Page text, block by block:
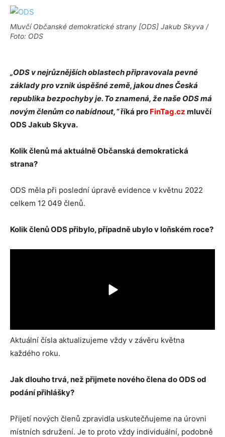
Mluvčí Občanské demokratické strany [ODS] Jakub Skyva /
Foto: ODS
„ODS v nejrůznějších oblastech připravovala pevné
základy pro vznik úspěšné země, jakou dnes Česká
republika bezpochyby je. To znamená, že naše ODS má
novým členům co nabídnout,“říká pro FinTag.cz mluvčí
ODS Jakub Skyva.
Kolik členů má aktuálně Občanská demokratická
strana?
ODS měla při poslední úpravě evidence v květnu 2022
celkem 12 049 členů.
Kolik členů ODS přibylo, případně ubylo v loňském roce?
Aktuální čísla aktualizujeme vždy v závěru května
každého roku.
Jak dlouho trvá, než přijmete nového člena do ODS od
podání přihlášky?
Přijetí nových členů zpravidla uskutečňujeme na úrovni
místních sdružení. Je to proto vždy individuální, podobně